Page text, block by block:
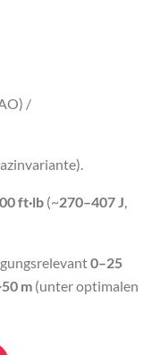
/
ft·lb (~270–407 J,
0–25
m (unter optimalen